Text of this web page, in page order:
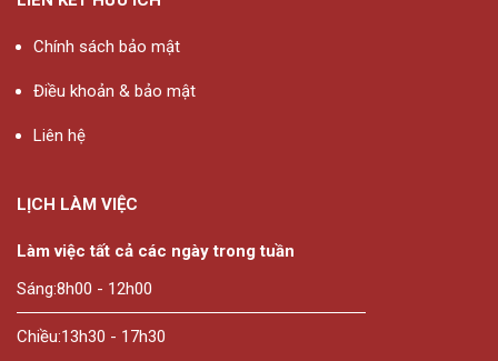
Chính sách bảo mật
Điều khoản & bảo mật
Liên hệ
LỊCH LÀM VIỆC
Làm việc tất cả các ngày trong tuần
Sáng:8h00 - 12h00
Chiều:13h30 - 17h30